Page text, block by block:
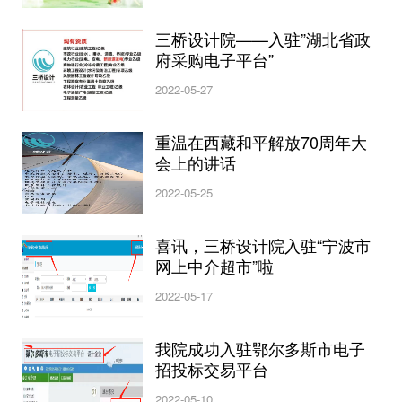
三桥设计院——入驻”湖北省政
府采购电子平台”
2022-05-27
重温在西藏和平解放70周年大
会上的讲话
2022-05-25
喜讯，三桥设计院入驻“宁波市
网上中介超市”啦
2022-05-17
我院成功入驻鄂尔多斯市电子
招投标交易平台